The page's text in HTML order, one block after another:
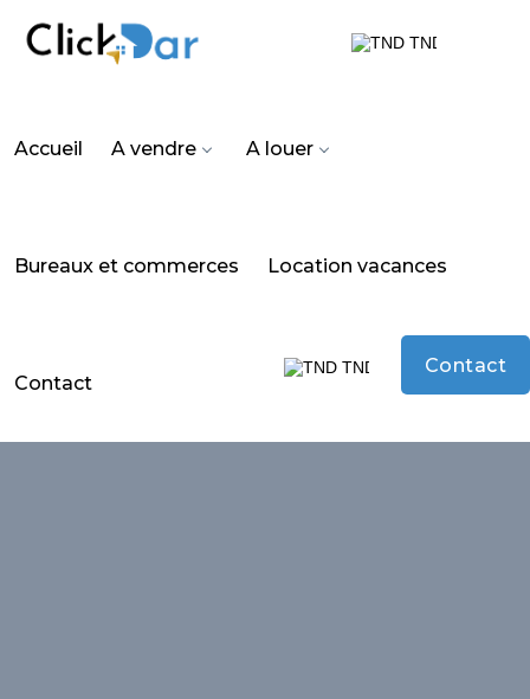
TND
Accueil A vendre A louer
Bureaux et commerces Location vacances
Contact
TND Contact